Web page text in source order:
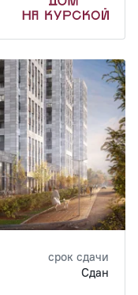
срок сдачи
Сдан